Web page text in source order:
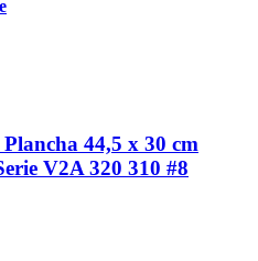
44,5 x 30 cm
V2A 320 310 #8